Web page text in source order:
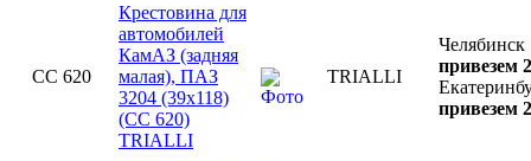
CC 620
Крестовина для
автомобилей
КамАЗ (задняя
малая), ПАЗ
3204 (39х118)
(CC 620)
TRIALLI
TRIALLI
Челябинск
привезем
привезем